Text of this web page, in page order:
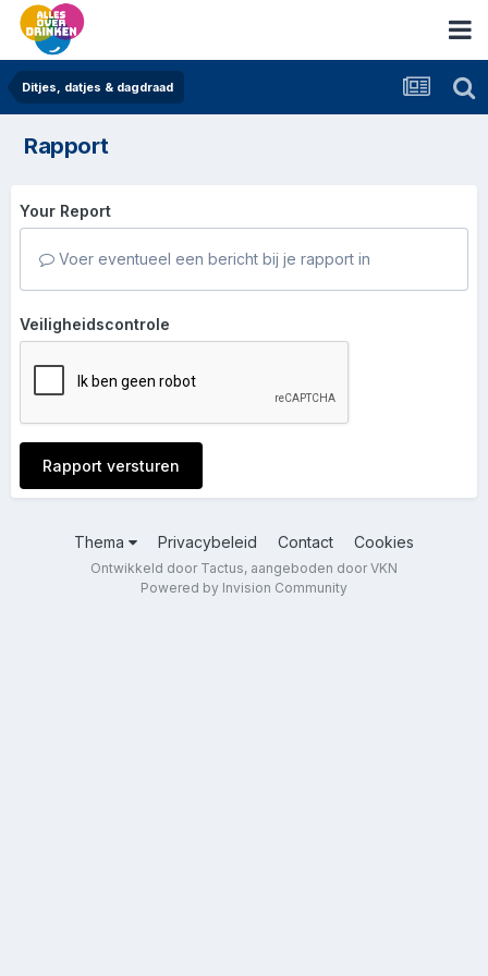
Ditjes, datjes & dagdraad
Rapport
Your Report
Voer eventueel een bericht bij je rapport in
Veiligheidscontrole
Rapport versturen
Thema Privacybeleid Contact Cookies
Ontwikkeld door Tactus, aangeboden door VKN
Powered by Invision Community